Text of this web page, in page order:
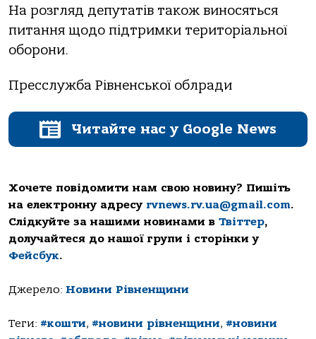
На розгляд депутатів також виносяться
питання щодо підтримки територіальної
оборони.
Пресслужба Рівненської облради
Читайте нас у Google News
Хочете повідомити нам свою новину? Пишіть
на електронну адресу rvnews.rv.ua@gmail.com.
Слідкуйте за нашими новинами в Твіттер,
долучайтеся до нашої групи і сторінки у
Фейсбук.
Джерело: Новини Рівненщини
Теги: #кошти, #новини рівненщини, #новини